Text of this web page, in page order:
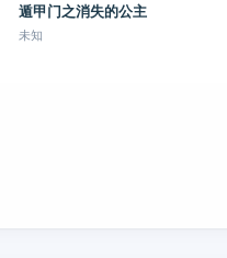
遁甲门之消失的公主
未知